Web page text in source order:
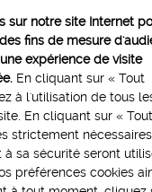
vous
données,
Line up
Contact
sur notre site Internet
fins de mesure
expérience de visite
En cliquant sur « Tout
à l'utilisation de tous
En cliquant sur « Tout
strictement
sa sécurité seront
préférences cookies